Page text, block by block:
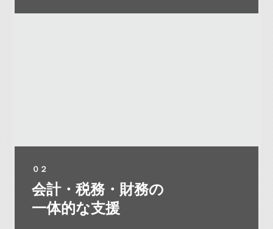
０２
会計・税務・財務の
一体的な支援